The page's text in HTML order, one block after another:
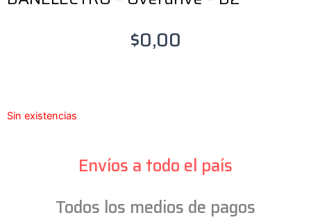
$0,00
Sin existencias
Envíos a todo el país
Todos los medios de pagos